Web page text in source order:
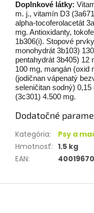
Doplnkové látky:
m. j., vitamín D3
alpha-tocoferolacetát
mg. Antioxidanty,
1b306(i). Stopové
monohydrát 3b103)
pentahydrát 3b405) 12
100 mg, mangán (oxid
(jodičnan vápenatý
seleničitan sodný)
(3c301) 4.500 mg.
Dodatočné
Kategória:
Psy a
Hmotnosť: 1.5 kg
EAN: